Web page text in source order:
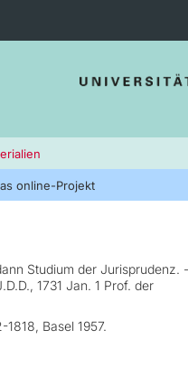
online-Projekt
Studium der Jurisprudenz. -
1731 Jan. 1 Prof. der
Basel 1957.